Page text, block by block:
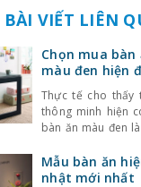
BÀI VIẾT LIÊN
Chọn mua
màu đen hiện
Thực tế cho thấy
thông minh hiện
bàn ăn màu đen
hút khó hiểu của
đen? Chúng ta
Mẫu bàn ăn
nhật mới nhất